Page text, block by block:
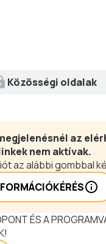
Közösségi oldalak
az
nem aktívak.
az alábbi gombbal
ÉS A